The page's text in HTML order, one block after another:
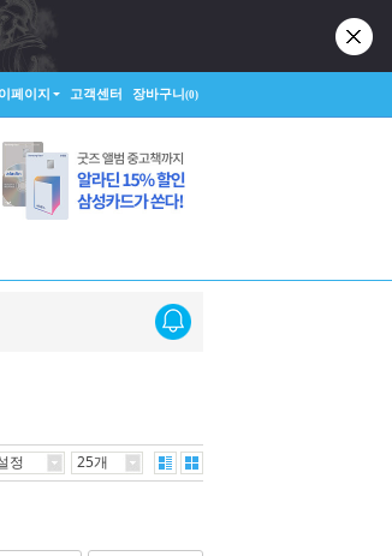
페이지 고객센터 장바구니(0)
정 25개